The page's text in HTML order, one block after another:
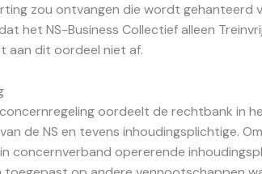
zou ontvangen die wordt gehanteerd
het NS-Business Collectief alleen
aan dit oordeel niet af.
oordeelt de rechtbank in
de NS en tevens inhoudingsplichtige.
concernverband opererende